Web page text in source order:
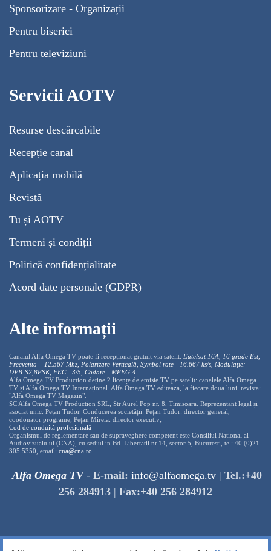
Sponsorizare - Organizații
Pentru biserici
Pentru televiziuni
Servicii AOTV
Resurse descărcabile
Recepție canal
Aplicația mobilă
Revistă
Tu și AOTV
Termeni și condiții
Politică confidențialitate
Acord date personale (GDPR)
Alte informații
Canalul Alfa Omega TV poate fi recepționat gratuit via satelit: Eutelsat 16A, 16 grade Est,
Frecventa – 12.567 Mhz, Polarizare Verticală, Symbol rate - 16.667 ks/s, Modulație:
DVB-S2,8PSK, FEC - 3/5, Codare - MPEG-4.
Alfa Omega TV Production deține 2 licențe de emisie TV pe satelit: canalele Alfa Omega
TV și Alfa Omega TV Internațional. Alfa Omega TV editeaza, la fiecare doua luni, revista:
"Alfa Omega TV Magazin".
SC Alfa Omega TV Production SRL, Str Aurel Pop nr. 8, Timisoara. Reprezentant legal și
asociat unic: Pețan Tudor. Conducerea societății: Pețan Tudor: director general,
coodonator programe; Pețan Mirela: director executiv;
Cod de conduită profesională
Organismul de reglementare sau de supraveghere competent este Consiliul National al
Audiovizualului (CNA), cu sediul in Bd. Libertatii nr.14, sector 5, Bucuresti, tel: 40 (0)21
305 5350, email: cna@cna.ro
Alfa Omega TV- E-mail: info@alfaomega.tv | Tel.:+40
256 284913 | Fax:+40 256 284912